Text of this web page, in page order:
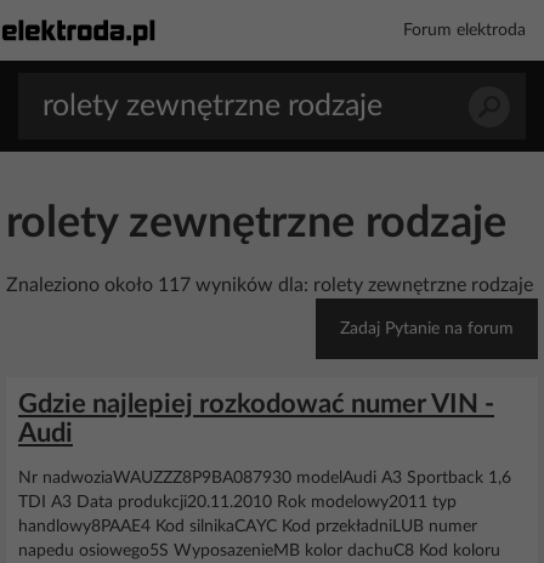
Forum elektroda
rolety zewnętrzne rodzaje
Znaleziono około 117 wyników dla: rolety zewnętrzne rodzaje
Zadaj Pytanie na forum
Gdzie najlepiej rozkodować numer VIN -
Audi
Nr nadwoziaWAUZZZ8P9BA087930 modelAudi A3 Sportback 1,6
TDI A3 Data produkcji20.11.2010 Rok modelowy2011 typ
handlowy8PAAE4 Kod silnikaCAYC Kod przekładniLUB numer
napedu osiowego5S WyposazenieMB kolor dachuC8 Kod koloru